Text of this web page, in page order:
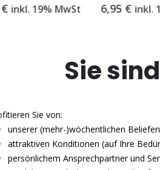
€ inkl. 19% MwSt 6,95 € inkl.
Sie sind
Sie von:
unserer (mehr-)wöchentlichen
attraktiven Konditionen (auf Ihre
persönlichem Ansprechpartner und